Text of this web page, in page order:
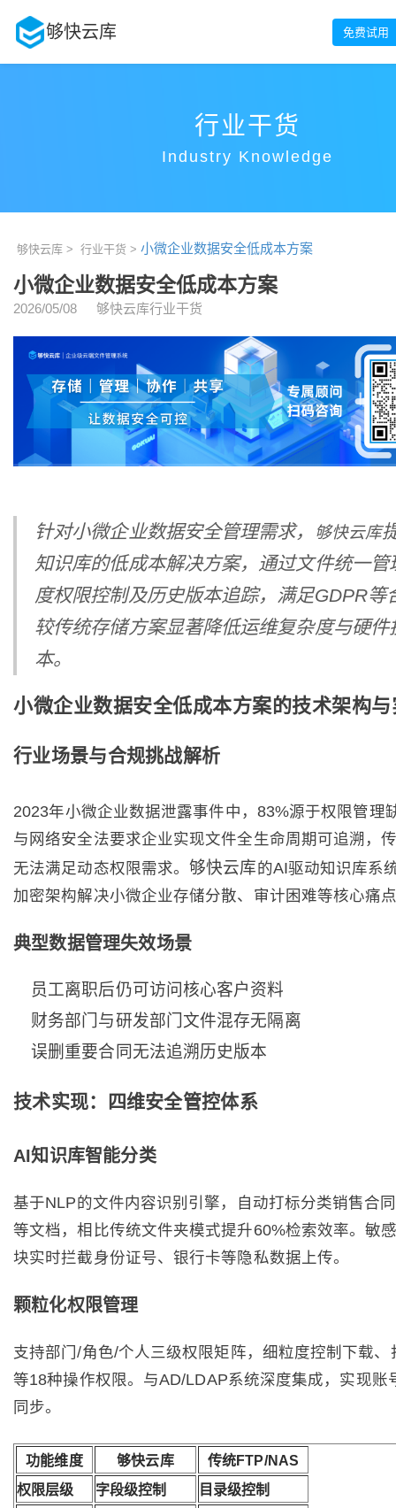
够快云库 免费试用
行业干货
Industry Knowledge
够快云库 > 行业干货 > 小微企业数据安全低成本方案
小微企业数据安全低成本方案
2026/05/08 够快云库行业干货
针对小微企业数据安全管理需求， 够快云库
知识库的低成本解决方案，通过文件统一管
度权限控制及历史版本追踪，满足GDPR等
较传统存储方案显著降低运维复杂度与硬件
本。
小微企业数据安全低成本方案的技术架构
行业场景与合规挑战解析
2023年小微企业数据泄露事件中，83%源于权限管理
与网络安全法要求企业实现文件全生命周期可追溯，
无法满足动态权限需求。够快云库的AI驱动知识库系
加密架构解决小微企业存储分散、审计困难等核心痛
典型数据管理失效场景
员工离职后仍可访问核心客户资料
财务部门与研发部门文件混存无隔离
误删重要合同无法追溯历史版本
技术实现：四维安全管控体系
AI知识库智能分类
基于NLP的文件内容识别引擎，自动打标分类销售合
等文档，相比传统文件夹模式提升60%检索效率。敏
块实时拦截身份证号、银行卡等隐私数据上传。
颗粒化权限管理
支持部门/角色/个人三级权限矩阵，细粒度控制下载、
等18种操作权限。与AD/LDAP系统深度集成，实现账
同步。
功能维度 够快云库
传统FTP/NAS
权限层级
字段级控制
目录级控制